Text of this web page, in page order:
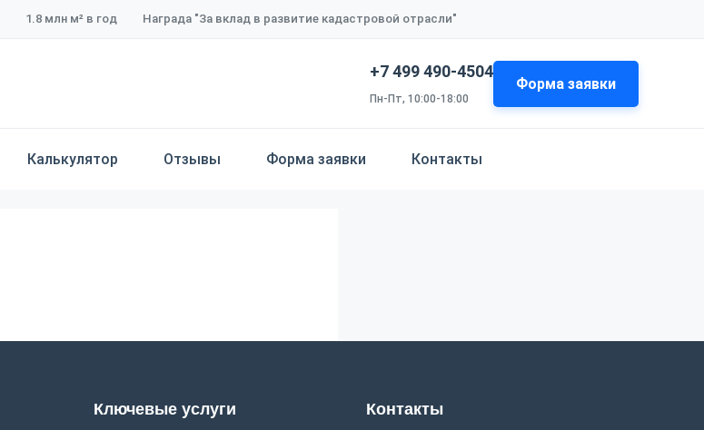
1.8 млн м² в год Награда "За вклад в развитие кадастровой отрасли"
+7 499 490-4504
Пн-Пт, 10:00-18:00
Форма заявки
Калькулятор Отзывы Форма заявки Контакты
Ключевые услуги Контакты